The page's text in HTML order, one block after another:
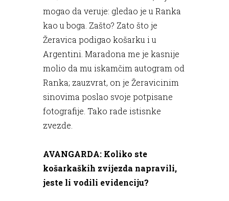
mogao da veruje: gledao je u Ranka
kao u boga. Zašto? Zato što je
Žeravica podigao košarku i u
Argentini. Maradona me je kasnije
molio da mu iskamčim autogram od
Ranka; zauzvrat, on je Žeravicinim
sinovima poslao svoje potpisane
fotografije. Tako rade istisnke
zvezde.
AVANGARDA: Koliko ste
košarkaških zvijezda napravili,
jeste li vodili evidenciju?